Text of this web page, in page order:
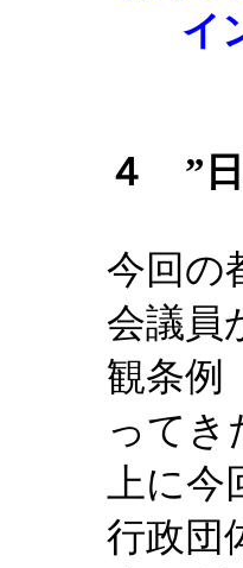
イ
４ ”日
今回の
会議員
観条例
ってき
上に
行政団